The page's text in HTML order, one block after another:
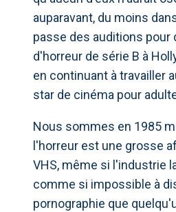
auparavant, du moins
passe des auditions pour
d'horreur de série B à
en continuant à travailler
star de cinéma pour
Nous sommes en 1985
l'horreur est une grosse
VHS, même si l'industrie
comme si impossible à
pornographie que